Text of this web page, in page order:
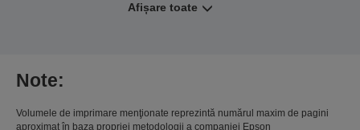
Afișare toate
Note:
Volumele de imprimare menţionate reprezintă numărul maxim de pagini
aproximat în baza propriei metodologii a companiei Epson